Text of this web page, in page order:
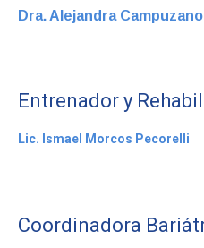
Dra. Alejandra Campuzano
Entrenador y
Lic. Ismael Morcos Pecorelli
Coordinadora